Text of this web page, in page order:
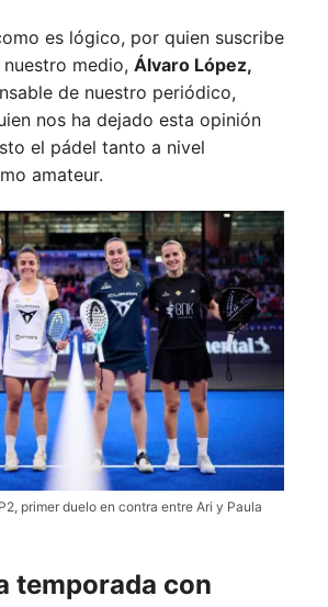
es lógico, por quien suscribe
medio, Álvaro López,
de nuestro periódico,
nos ha dejado esta opinión
el pádel tanto a nivel
amateur.
primer duelo en contra entre Ari y Paula
temporada con